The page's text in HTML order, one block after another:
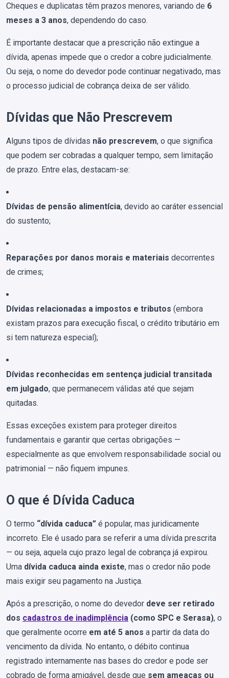
Cheques e duplicatas têm prazos menores, variando de 6
meses a 3 anos, dependendo do caso.
É importante destacar que a prescrição não extingue a
dívida, apenas impede que o credor a cobre judicialmente.
Ou seja, o nome do devedor pode continuar negativado, mas
o processo judicial de cobrança deixa de ser válido.
Dívidas que Não Prescrevem
Alguns tipos de dívidas não prescrevem, o que significa
que podem ser cobradas a qualquer tempo, sem limitação
de prazo. Entre elas, destacam-se:
Dívidas de pensão alimentícia, devido ao caráter essencial
do sustento;
Reparações por danos morais e materiais decorrentes
de crimes;
Dívidas relacionadas a impostos e tributos (embora
existam prazos para execução fiscal, o crédito tributário em
si tem natureza especial);
Dívidas reconhecidas em sentença judicial transitada
em julgado, que permanecem válidas até que sejam
quitadas.
Essas exceções existem para proteger direitos
fundamentais e garantir que certas obrigações —
especialmente as que envolvem responsabilidade social ou
patrimonial — não fiquem impunes.
O que é Dívida Caduca
O termo “dívida caduca” é popular, mas juridicamente
incorreto. Ele é usado para se referir a uma dívida prescrita
— ou seja, aquela cujo prazo legal de cobrança já expirou.
Uma dívida caduca ainda existe, mas o credor não pode
mais exigir seu pagamento na Justiça.
Após a prescrição, o nome do devedor deve ser retirado
dos cadastros de inadimplência (como SPC e Serasa), o
que geralmente ocorre em até 5 anos a partir da data do
vencimento da dívida. No entanto, o débito continua
registrado internamente nas bases do credor e pode ser
cobrado de forma amigável, desde que sem ameaças ou